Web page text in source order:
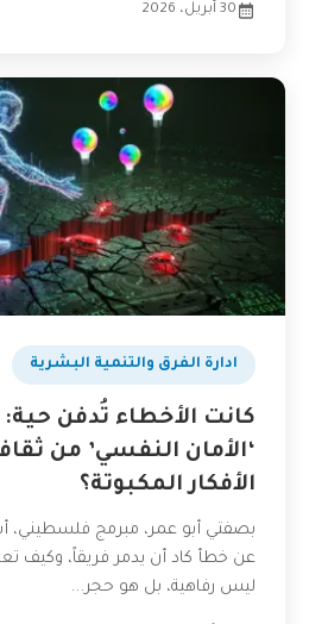
30 أبريل، 2026
ادارة الفرق والتنمية البشرية
كانت الأخطاء تُدفن حية:
‘الأمان النفسي’ من
الأفكار المكبوتة؟
بصفتي أبو عمر، مبرمج فلسطيني،
عن خطأ كاد أن يدمر فريقاً، وكيف
ليس رفاهية، بل هو حجر...